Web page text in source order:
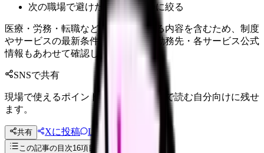
次の職場で避けたい条件を3つに絞る
医療・労務・転職など判断に影響する内容を含むため、制度
やサービスの最新条件は公的機関・勤務先・各サービス公式
情報もあわせて確認してください。
SNSで共有
現場で使えるポイントを、同僚やあとで読む自分向けに残せ
ます。
共有 Xに投稿 LINE
投稿文コピー
この記事の目次16項目